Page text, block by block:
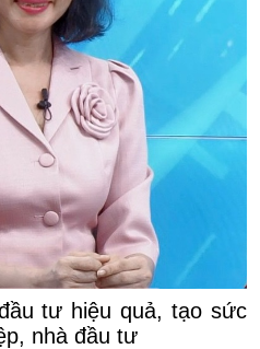
tư hiệu quả, tạo sức
nhà đầu tư